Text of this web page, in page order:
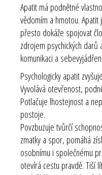
Apatit má podnětné
vědomím a hmotou.
přesto dokáže spojovat
zdrojem psychických darů
komunikaci a
Psychologicky apatit
Vyvolává otevřenost,
Potlačuje lhostejnost a
postoje.
Povzbuzuje tvůrčí
zmatky a spor, pomáhá
osobnímu i společnému
otevírá cestu pravdě. Tiší